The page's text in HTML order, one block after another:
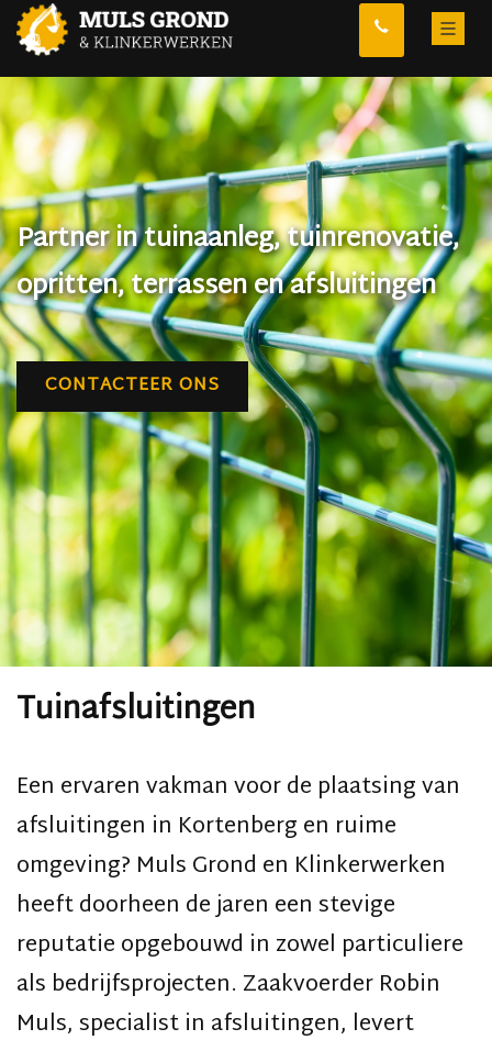
Partner in tuinaanleg, tuinrenovatie,
opritten, terrassen en afsluitingen
CONTACTEER ONS
Tuinafsluitingen
Een ervaren vakman voor de plaatsing van
afsluitingen in Kortenberg en ruime
omgeving? Muls Grond en Klinkerwerken
heeft doorheen de jaren een stevige
reputatie opgebouwd in zowel particuliere
als bedrijfsprojecten. Zaakvoerder Robin
Muls, specialist in afsluitingen, levert